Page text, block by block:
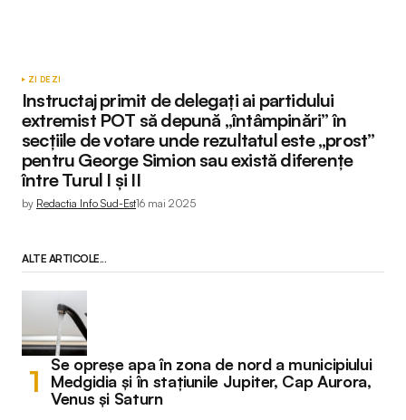
ZI DE ZI
Instructaj primit de delegați ai partidului
extremist POT să depună „întâmpinări” în
secțiile de votare unde rezultatul este „prost”
pentru George Simion sau există diferențe
între Turul I și II
by Redactia Info Sud-Est16 mai 2025
ALTE ARTICOLE...
Se opreșe apa în zona de nord a municipiului
Medgidia și în stațiunile Jupiter, Cap Aurora,
Venus și Saturn